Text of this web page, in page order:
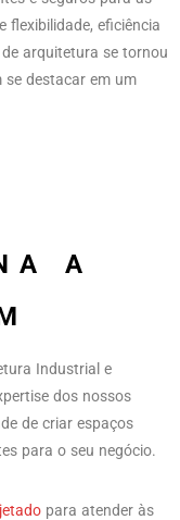
flexibilidade, eficiência
arquitetura se tornou
se destacar em um
A
Industrial e
dos nossos
de criar espaços
para o seu negócio.
para atender às